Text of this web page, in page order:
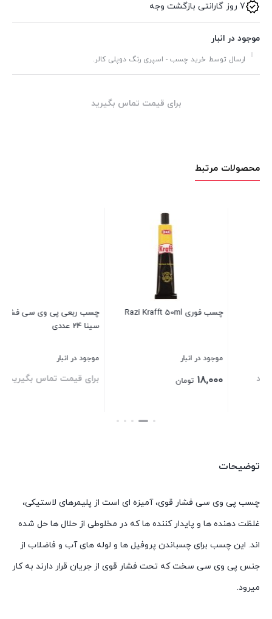
7 روز گارانتی بازگشت وجه
موجود در انبار
ارسال توسط خرید چسب - اسپری رنگ دوپلی کالر.
برای قیمت تماس بگیرید
محصولات مرتبط
چسب ربعی پی وی سی فشار قوی
موجود در انبار
برای قیمت تماس بگیرید
چسب برق سینا 500 عددی
موجود در انبار
7,325,000 تومان
بستن
توضیحات
چسب پی وی سی فشار قوی، آميزه ای است از پليمرهای لاستيكی،
غلظت دهنده ها و پايدار كننده ها كه در مخلوطی از حلال ها حل شده
اند. اين چسب برای چسباندن پروفيل ها و لوله های آب و فاضلاب از
جنس پی وی سی سخت كه تحت فشار قوی از جريان قرار دارند به كار
میرود.